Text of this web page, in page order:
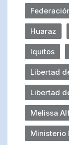
Huaraz
Iquitos
Libertad
Libertad
Melissa
Ministerio